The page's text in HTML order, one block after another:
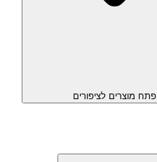
פתח מוצרים לציפורים